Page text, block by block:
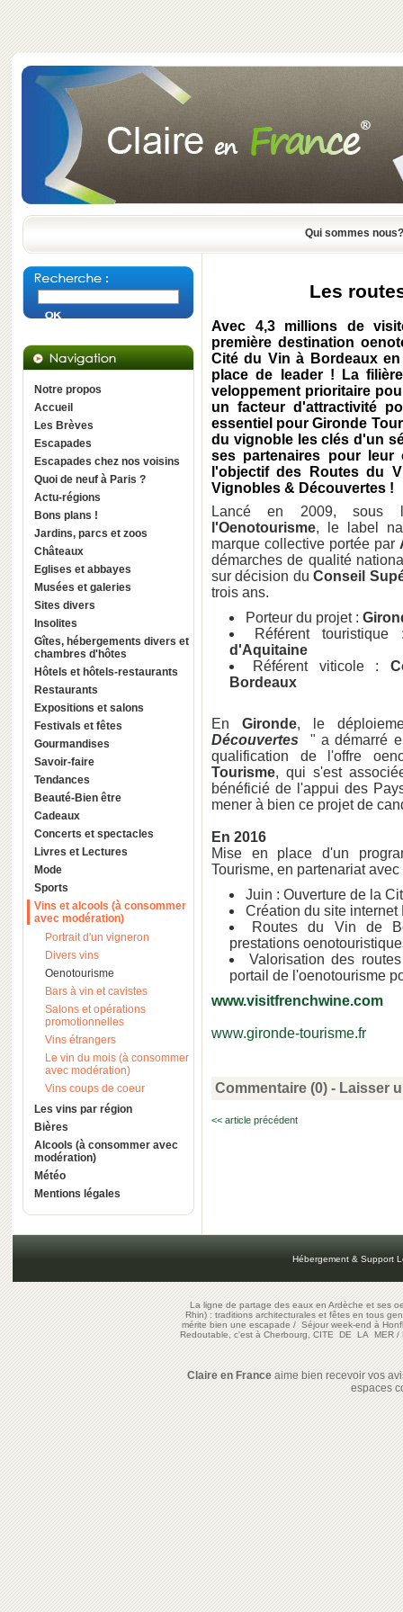
Qui sommes nous?
Notre propos
Accueil
Les Brèves
Escapades
Escapades chez nos voisins
Quoi de neuf à Paris ?
Actu-régions
Bons plans !
Jardins, parcs et zoos
Châteaux
Eglises et abbayes
Musées et galeries
Sites divers
Insolites
Gîtes, hébergements divers et
chambres d'hôtes
Hôtels et hôtels-restaurants
Restaurants
Expositions et salons
Festivals et fêtes
Gourmandises
Savoir-faire
Tendances
Beauté-Bien être
Cadeaux
Concerts et spectacles
Livres et Lectures
Mode
Sports
Vins et alcools (à consommer
avec modération)
Portrait d'un vigneron
Divers vins
Oenotourisme
Bars à vin et cavistes
Salons et opérations
promotionnelles
Vins étrangers
Le vin du mois (à consommer
avec modération)
Vins coups de coeur
Les vins par région
Bières
Alcools (à consommer avec
modération)
Météo
Mentions légales
Les
Avec 4,3 millions de
première destination
Cité du Vin à Bordeaux
place de leader ! La
veloppement prioritaire
un facteur d'attractivité
essentiel pour Gironde
du vignoble les clés d'un
ses partenaires pour
l'objectif des Routes du
Vignobles & Découvertes !
Lancé en 2009, sous
l'Oenotourisme, le label
marque collective portée par
démarches de qualité
sur décision duConseil
trois ans.
Porteur du projet :
Référent
d'Aquitaine
Référent viticole :
Bordeaux
En Gironde, le
Découvertes " a démarré
qualification de l'offre
Tourisme, qui s'est
bénéficié de l'appui des
mener à bien ce projet de
En 2016
Mise en place d'un
Tourisme, en partenariat
Juin : Ouverture de la
Création du site internet
Routes du Vin de
prestations
Valorisation des
portail de l'oenotourisme
www.visitfrenchwine.com
www.gironde-tourisme.fr
Commentaire (0) - Laisser
<< article précédent
Hébergement & Support
La ligne de partage des eaux en Ardèche et ses
Rhin) : traditions architecturales et fêtes en tous
mérite bien une escapade/Séjour week-end à
Redoutable, c'est à Cherbourg, CITE DE LA MER/
Claire en Franceaime bien recevoir vos
espaces